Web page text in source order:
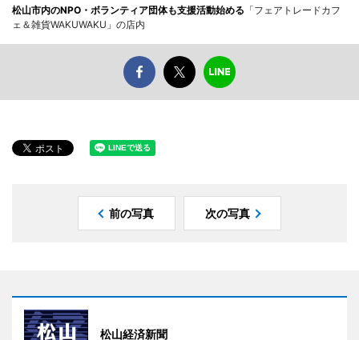
松山市内のNPO・ボランティア団体も支援活動始める 「フェアトレードカフ
ェ＆雑貨WAKUWAKU」の店内
前の写真 次の写真
松山経済新聞